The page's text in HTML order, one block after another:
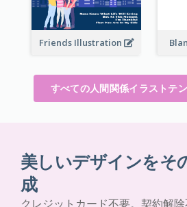
Friends Illustration
すべての人間関係イラストテ
美しいデザインをそ
成
クレジットカード不要。契約解